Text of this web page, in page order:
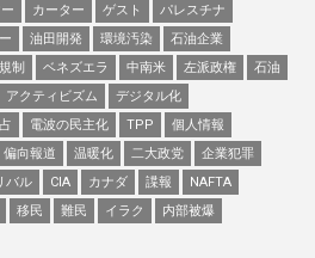
カーター ゲスト
パレスチナ
油田開発 環境汚染
石油企業
規制 ベネズエラ 中南米 左派政権
石油
アクティビズム
デジタル化
電波の民主化 TPP
個人情報
偏向報道 温暖化 二大政党
企業犯罪
バル CIA カナダ 諜報
NAFTA
移民 難民 イラク 内部被爆